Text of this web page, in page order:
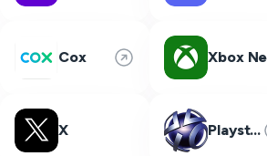
Cox
X Playstation Network